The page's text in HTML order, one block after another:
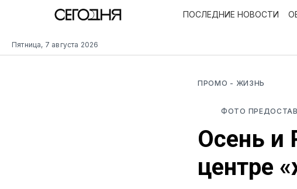
Пятница, 7 августа 2026
ПОСЛЕДНИЕ НОВОСТИ
ПРОМО - ЖИЗНЬ
ФОТО
Осень и
центре